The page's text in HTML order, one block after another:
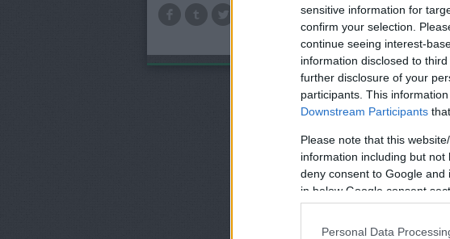
sensitive information for
confirm your selection.
continue seeing interest-
information disclosed to
further disclosure of your
participants. This
Downstream Participants
Please note that this
information including but
deny consent to Google
in below Google consent
Personal Data
TOVÁBB